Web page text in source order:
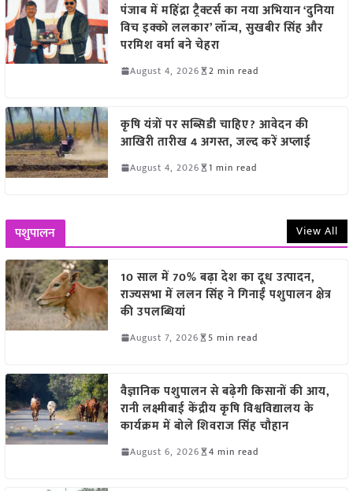
पंजाब में महिंद्रा ट्रैक्टर्स का नया अभियान ‘दुनिया
विच इक्को ललकार’ लॉन्च, सुखबीर सिंह और
परमिश वर्मा बने चेहरा
August 4, 2026 2 min read
कृषि यंत्रों पर सब्सिडी चाहिए? आवेदन की
आखिरी तारीख 4 अगस्त, जल्द करें अप्लाई
August 4, 2026 1 min read
पशुपालन View All
10 साल में 70% बढ़ा देश का दूध उत्पादन,
राज्यसभा में ललन सिंह ने गिनाईं पशुपालन क्षेत्र
की उपलब्धियां
August 7, 2026 5 min read
वैज्ञानिक पशुपालन से बढ़ेगी किसानों की आय,
रानी लक्ष्मीबाई केंद्रीय कृषि विश्वविद्यालय के
कार्यक्रम में बोले शिवराज सिंह चौहान
August 6, 2026 4 min read